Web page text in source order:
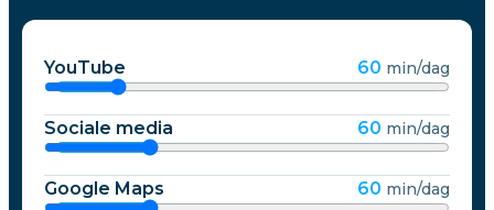
YouTube 60 min/dag
Sociale media 60 min/dag
Google Maps 60 min/dag